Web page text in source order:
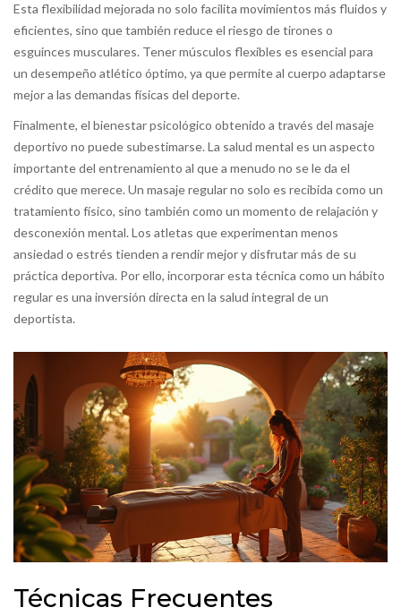
Esta flexibilidad mejorada no solo facilita movimientos más fluidos y
eficientes, sino que también reduce el riesgo de tirones o
esguinces musculares. Tener músculos flexibles es esencial para
un desempeño atlético óptimo, ya que permite al cuerpo adaptarse
mejor a las demandas físicas del deporte.
Finalmente, el bienestar psicológico obtenido a través del masaje
deportivo no puede subestimarse. La salud mental es un aspecto
importante del entrenamiento al que a menudo no se le da el
crédito que merece. Un masaje regular no solo es recibida como un
tratamiento físico, sino también como un momento de relajación y
desconexión mental. Los atletas que experimentan menos
ansiedad o estrés tienden a rendir mejor y disfrutar más de su
práctica deportiva. Por ello, incorporar esta técnica como un hábito
regular es una inversión directa en la salud integral de un
deportista.
Técnicas Frecuentes